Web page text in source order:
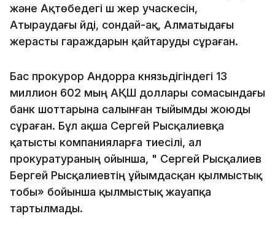
және Ақтөбедегі үш жер учаскесін,
Атыраудағы үйді, сондай-ақ, Алматыдағы
жерасты гараждарын қайтаруды сұраған.
Бас прокурор Андорра князьдігіндегі 13
миллион 602 мың АҚШ доллары сомасындағы
банк шоттарына салынған тыйымды жоюды
сұраған. Бұл ақша Сергей Рысқалиевқа
қатысты компанияларға тиесілі, ал
прокуратураның ойынша, " Сергей Рысқалиев
Бергей Рысқалиевтің ұйымдасқан қылмыстық
тобы» бойынша қылмыстық жауапқа
тартылмады.